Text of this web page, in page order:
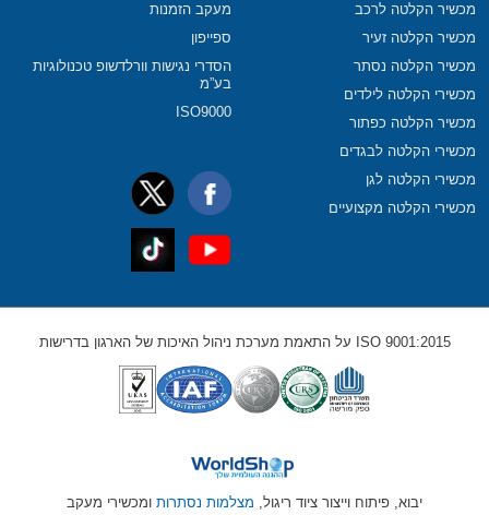
מכשיר הקלטה לרכב
מכשיר הקלטה זעיר
מכשיר הקלטה נסתר
מכשירי הקלטה לילדים
מכשיר הקלטה כפתור
מכשירי הקלטה לבגדים
מכשירי הקלטה לגן
מכשירי הקלטה מקצועיים
מעקב הזמנות
ספייפון
הסדרי נגישות וורלדשופ טכנולוגיות
בע”מ
ISO9000
ISO 9001:2015 על התאמת מערכת ניהול האיכות של הארגון בדרישות
יבוא, פיתוח וייצור ציוד ריגול, מצלמות נסתרות ומכשירי מעקב